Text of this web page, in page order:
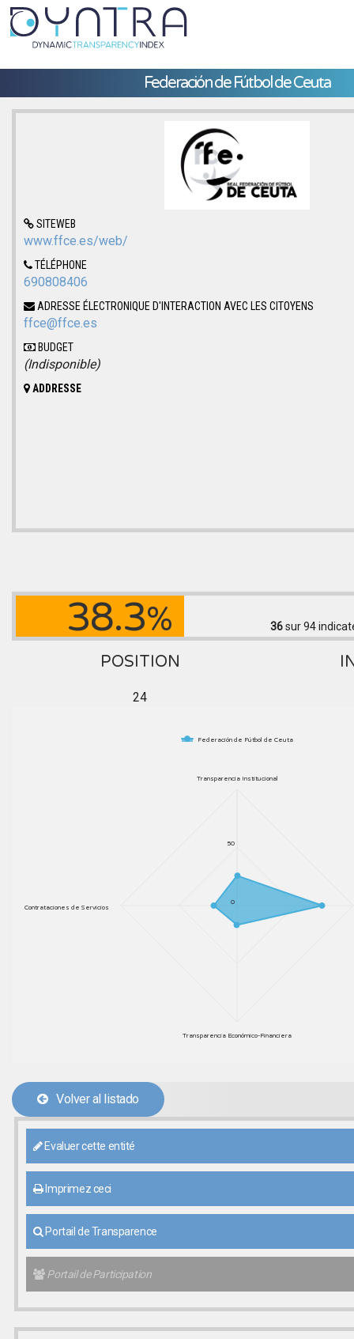
Federación de Fútbol de Ceuta
SITEWEB
www.ffce.es/web/
TÉLÉPHONE
690808406
ADRESSE ÉLECTRONIQUE D'INTERACTION AVEC LES CITOYENS
ffce@ffce.es
BUDGET
(Indisponible)
ADDRESSE
38.3% 36sur 94
POSITION
24
Federación de Fútbol de Ceuta
Transparencia Institucional
Transparencia Económico-Financiera
Contrataciones de Servicios
0
50
Volver al listado
Evaluer cette entité
Imprimez ceci
Portail de Transparence
Portail de Participation